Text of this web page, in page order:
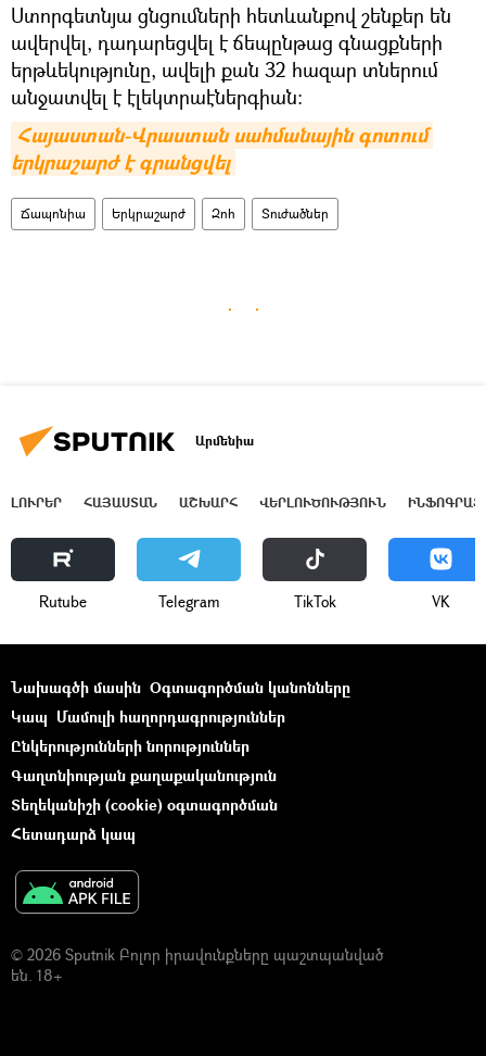
Ստորգետնյա ցնցումների հետևանքով շենքեր են
ավերվել, դադարեցվել է ճեպընթաց գնացքների
երթևեկությունը, ավելի քան 32 հազար տներում
անջատվել է էլեկտրաէներգիան։
Հայաստան-Վրաստան սահմանային գոտում
երկրաշարժ է գրանցվել
Ճապոնիա Երկրաշարժ Զոհ Տուժածներ
Արմենիա
ԼՈՒՐԵՐ ՀԱՅԱՍՏԱՆ ԱՇԽԱՐՀ ՎԵՐԼՈՒԾՈՒԹՅՈՒՆ
Rutube Telegram ТikТоk VK
Նախագծի մասին Օգտագործման կանոնները
Կապ Մամուլի հաղորդագրություններ
Ընկերությունների նորություններ
Գաղտնիության քաղաքականություն
Տեղեկանիշի (cookie) օգտագործման
Հետադարձ կապ
© 2026 Sputnik Բոլոր իրավունքները պաշտպանված
են. 18+